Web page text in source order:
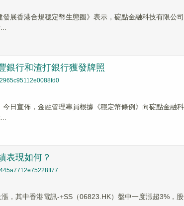
展香港合規穩定幣生態圈》表示，碇點金融科技有限公
銀行和渣打銀行獲發牌照
日宣佈，金融管理專員根據《穩定幣條例》向碇點金融
表現如何？
，其中香港電訊-+SS（06823.HK）盤中一度漲超3%，